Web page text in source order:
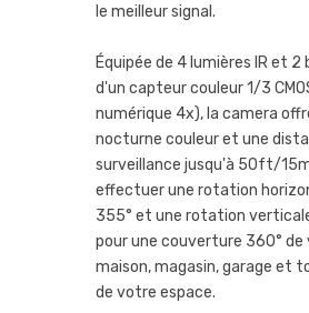
le meilleur signal.
Équipée de 4 lumières IR et 2
d'un capteur couleur 1/3
numérique 4x), la camera
nocturne couleur et une
surveillance jusqu'à 50ft/
effectuer une rotation
355° et une rotation
pour une couverture 360° de
maison, magasin, garage et
de votre espace.